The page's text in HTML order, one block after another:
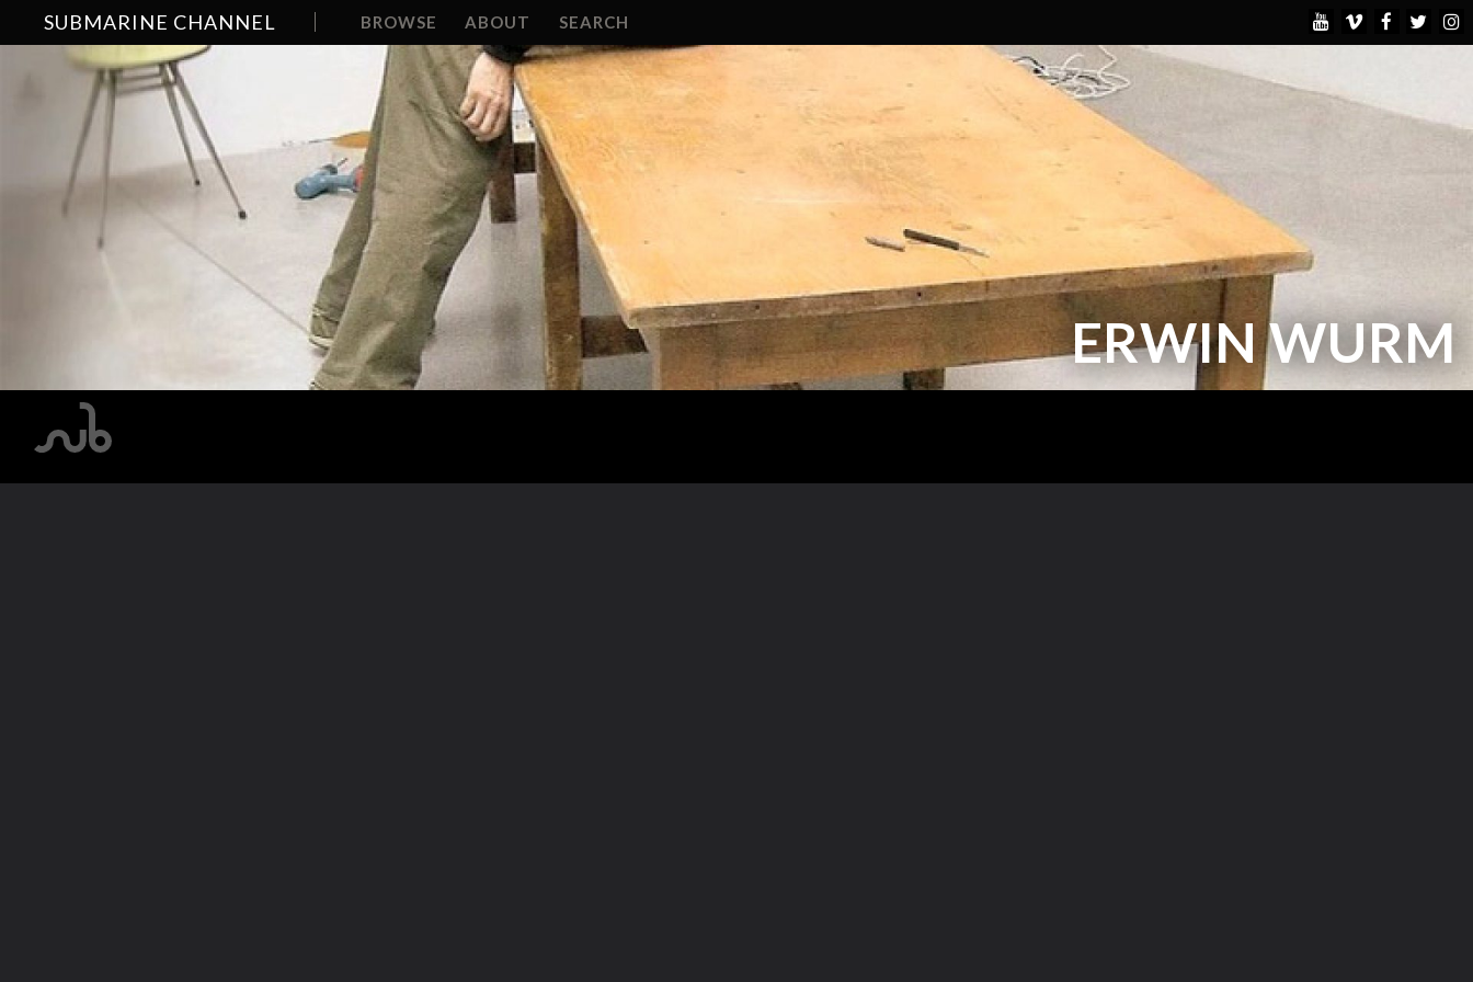
SUBMARINE CHANNEL BROWSE ABOUT SEARCH
ERWIN WURM